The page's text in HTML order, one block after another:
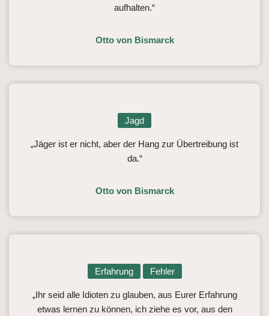
aufhalten.“
Otto von Bismarck
Jagd
„Jäger ist er nicht, aber der Hang zur Übertreibung ist
da.“
Otto von Bismarck
Erfahrung Fehler
„Ihr seid alle Idioten zu glauben, aus Eurer Erfahrung
etwas lernen zu können, ich ziehe es vor, aus den